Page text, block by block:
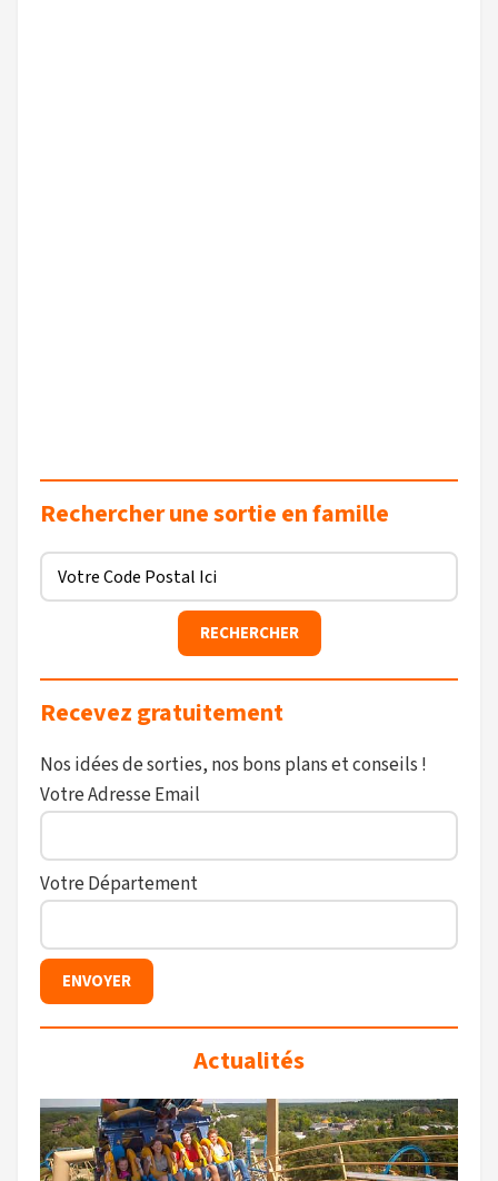
Rechercher une sortie en famille
Recevez gratuitement
Nos idées de sorties, nos bons plans et conseils !
Votre Adresse Email
Votre Département
Actualités